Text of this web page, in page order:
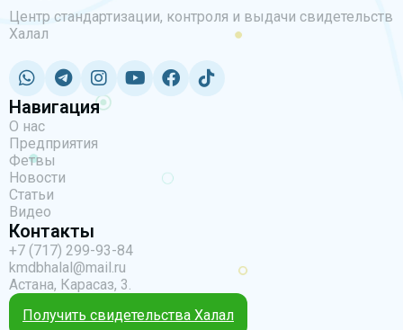
Центр стандартизации, контроля и выдачи свидетельств
Халал
Навигация
О нас
Предприятия
Фетвы
Новости
Статьи
Видео
Контакты
+7 (717) 299-93-84
kmdbhalal@mail.ru
Астана, Карасаз, 3.
Получить свидетельства Халал